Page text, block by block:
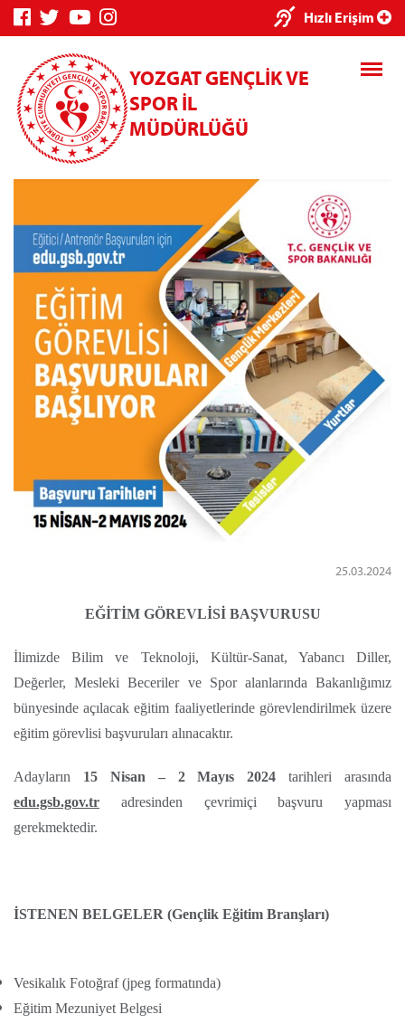
Hızlı Erişim
YOZGAT GENÇLİK VE
SPOR İL
MÜDÜRLÜĞÜ
25.03.2024
EĞİTİM GÖREVLİSİ BAŞVURUSU
İlimizde Bilim ve Teknoloji, Kültür-Sanat, Yabancı Diller,
Değerler, Mesleki Beceriler ve Spor alanlarında Bakanlığımız
bünyesinde açılacak eğitim faaliyetlerinde görevlendirilmek üzere
eğitim görevlisi başvuruları alınacaktır.
Adayların 15 Nisan – 2 Mayıs 2024 tarihleri arasında
edu.gsb.gov.tr adresinden çevrimiçi başvuru yapması
gerekmektedir.
İSTENEN BELGELER (Gençlik Eğitim Branşları)
Vesikalık Fotoğraf (jpeg formatında)
Eğitim Mezuniyet Belgesi
×
Sistemi
Spor Bilgi
Sistemi
Kredi/Yurt
İşlemleri
Kredi/Yurt E-
Ödeme